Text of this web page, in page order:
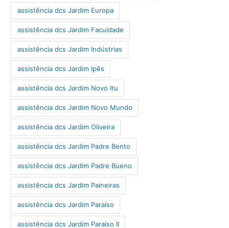
assistência dcs Jardim Europa
assistência dcs Jardim Faculdade
assistência dcs Jardim Indústrias
assistência dcs Jardim Ipês
assistência dcs Jardim Novo Itu
assistência dcs Jardim Novo Mundo
assistência dcs Jardim Oliveira
assistência dcs Jardim Padre Bento
assistência dcs Jardim Padre Bueno
assistência dcs Jardim Paineiras
assistência dcs Jardim Paraíso
assistência dcs Jardim Paraíso II